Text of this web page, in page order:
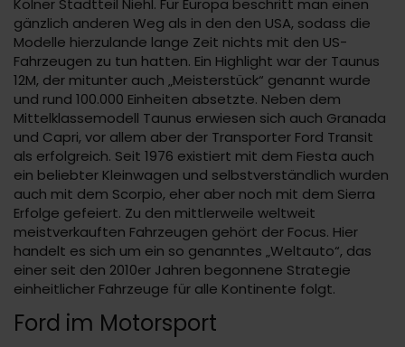
gänzlich anderen Weg als in den den USA, sodass die
Modelle hierzulande lange Zeit nichts mit den US-
Fahrzeugen zu tun hatten. Ein Highlight war der Taunus
12M, der mitunter auch „Meisterstück“ genannt wurde
und rund 100.000 Einheiten absetzte. Neben dem
Mittelklassemodell Taunus erwiesen sich auch Granada
und Capri, vor allem aber der Transporter Ford Transit
als erfolgreich. Seit 1976 existiert mit dem Fiesta auch
ein beliebter Kleinwagen und selbstverständlich wurden
auch mit dem Scorpio, eher aber noch mit dem Sierra
Erfolge gefeiert. Zu den mittlerweile weltweit
meistverkauften Fahrzeugen gehört der Focus. Hier
handelt es sich um ein so genanntes „Weltauto“, das
einer seit den 2010er Jahren begonnene Strategie
einheitlicher Fahrzeuge für alle Kontinente folgt.
Ford im Motorsport